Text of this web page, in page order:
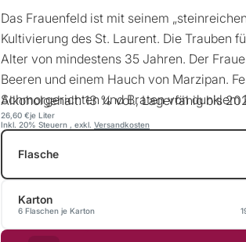
Das Frauenfeld ist mit seinem
Kultivierung des St. Laurent. Die Trauben
Alter von mindestens 35 Jahren. Der
Beeren und einem Hauch von Marzipan.
Schmorgerichten und Braten von
Alkoholgehalt: 13 % vol., Lagerfähig bis
je Liter
26,60 €
Inkl. 20% Steuern , exkl. Versandkosten
Flasche
Karton
6 Flaschen je Karton